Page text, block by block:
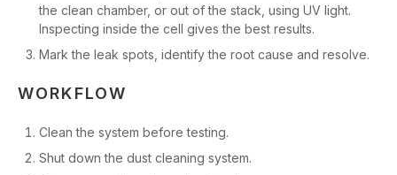
the clean chamber, or out of the stack, using UV light.
Inspecting inside the cell gives the best results.
Mark the leak spots, identify the root cause and resolve.
WORKFLOW
Clean the system before testing.
Shut down the dust cleaning system.